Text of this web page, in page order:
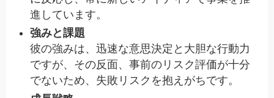
進しています。
強みと課題
彼の強みは、迅速な意思決定と大胆な行動力
ですが、その反面、事前のリスク評価が十分
でないため、失敗リスクを抱えがちです。